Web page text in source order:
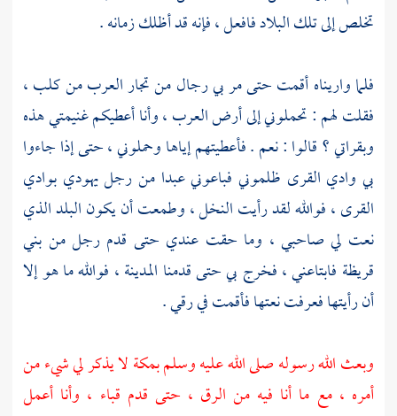
تخلص إلى تلك البلاد فافعل ، فإنه قد أظلك زمانه .
فلما واريناه أقمت حتى مر بي رجال من تجار العرب منكلب ،
فقلت لهم : تحملوني إلى أرض العرب ، وأنا أعطيكم غنيمتي هذه
وبقراتي ؟ قالوا : نعم . فأعطيتهم إياها وحملوني ، حتى إذا جاءوا
بي وادي القرى ظلموني فباعوني عبدا من رجل يهودي بوادي
القرى ،فوالله لقد رأيت النخل ، وطمعت أن يكون البلد الذي
نعت لي صاحبي ، وما حقت عندي حتى قدم رجل من بني
قريظة فابتاعني ، فخرج بي حتى قدمنا المدينة ، فوالله ما هو إلا
أن رأيتها فعرفت نعتها فأقمت في رقي .
وبعث الله رسوله صلى الله عليه وسلمبمكةلا يذكر لي شيء من
أمره ، مع ما أنا فيه من الرق ، حتى قدم قباء ، وأنا أعمل